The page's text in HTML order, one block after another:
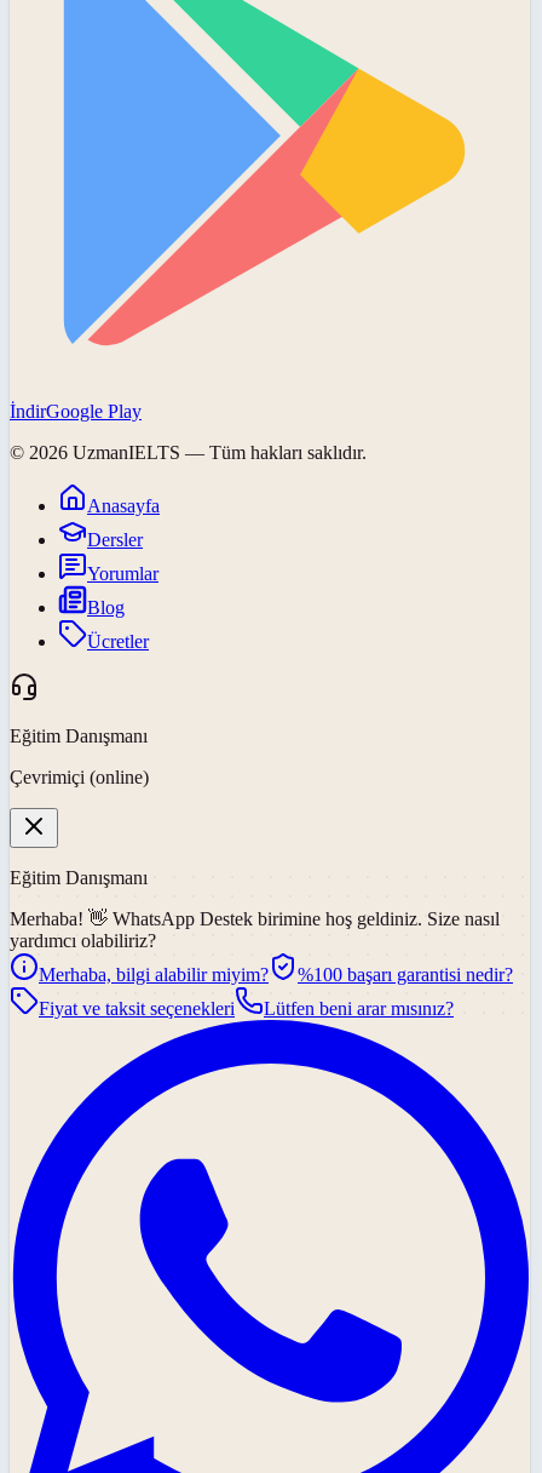
İndirGoogle Play
© 2026 UzmanIELTS — Tüm hakları saklıdır.
Anasayfa
Dersler
Yorumlar
Blog
Ücretler
Eğitim Danışmanı
Çevrimiçi (online)
Eğitim Danışmanı
Merhaba! 👋 WhatsApp Destek birimine hoş geldiniz. Size nasıl
yardımcı olabiliriz?
Merhaba, bilgi alabilir miyim?
%100 başarı garantisi nedir?
Fiyat ve taksit seçenekleri
Lütfen beni arar mısınız?